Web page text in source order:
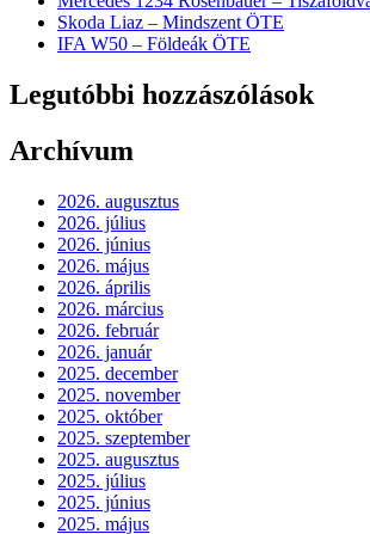
Skoda Liaz – Mindszent ÖTE
IFA W50 – Földeák ÖTE
Legutóbbi hozzászólások
Archívum
2026. augusztus
2026. július
2026. június
2026. május
2026. április
2026. március
2026. február
2026. január
2025. december
2025. november
2025. október
2025. szeptember
2025. augusztus
2025. július
2025. június
2025. május